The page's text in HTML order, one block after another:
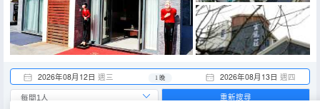
2026年08月12日 週三 2026年08月13日 週四
1 晚
重新搜尋